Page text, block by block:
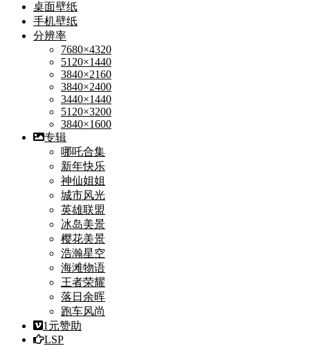
桌面壁纸
手机壁纸
分辨率
7680×4320
5120×1440
3840×2160
3840×2400
3440×1440
5120×3200
3840×1600
专辑
哪吒合集
新年快乐
神仙姐姐
城市风光
英雄联盟
冰岛美景
樱花美景
浩瀚星空
海滩物语
王者荣耀
落日余晖
跑车风尚
1元赞助
LSP